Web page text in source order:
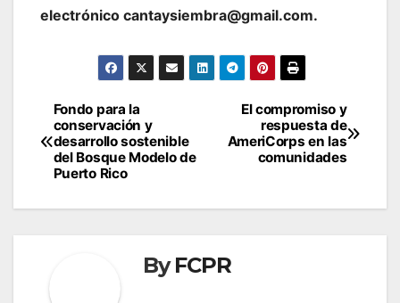
electrónico cantaysiembra@gmail.com.
Post
navigation
El compromiso y
respuesta de
AmeriCorps en las
comunidades
Fondo para la
conservación y
desarrollo sostenible
del Bosque Modelo de
Puerto Rico
ByFCPR